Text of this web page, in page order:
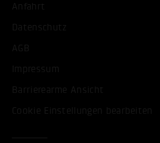
Anfahrt
Datenschutz
AGB
Impressum
Barrierearme Ansicht
Cookie Einstellungen bearbeiten